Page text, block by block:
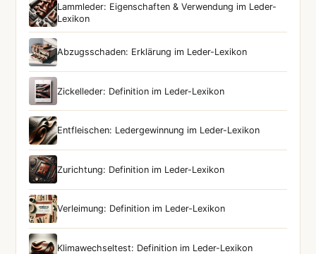
Lammleder: Eigenschaften & Verwendung im Leder-
Lexikon
Abzugsschaden: Erklärung im Leder-Lexikon
Zickelleder: Definition im Leder-Lexikon
Entfleischen: Ledergewinnung im Leder-Lexikon
Zurichtung: Definition im Leder-Lexikon
Verleimung: Definition im Leder-Lexikon
Klimawechseltest: Definition im Leder-Lexikon